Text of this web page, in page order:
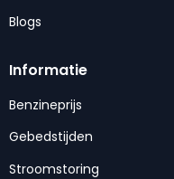
Blogs
Informatie
Benzineprijs
Gebedstijden
Stroomstoring